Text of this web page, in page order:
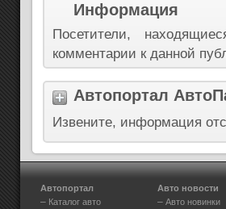
Информация
Посетители,
комментарии к данной
Автопортал
Извените, информация
Автопортал
– Каталог авто
Авто новости
– Авто новинки